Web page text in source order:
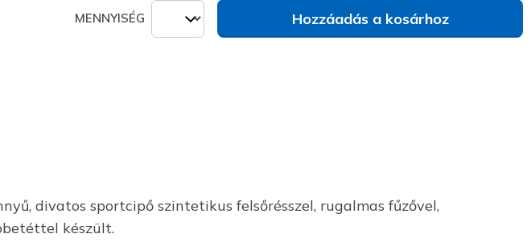
MENNYISÉG Hozzáadás a kosárhoz
divatos sportcipő szintetikus felsőrésszel, rugalmas fűzővel,
készült.